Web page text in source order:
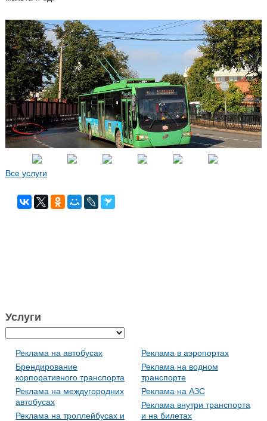
Все услуги
Услуги
Реклама на автобусах
Брендирование
корпоративного транспорта
Реклама на междугородних
автобусах
Реклама на троллейбусах и
Реклама в аэропортах
Реклама на водном
транспорте
Реклама на АЗС
Реклама внутри транспорта
и на билетах